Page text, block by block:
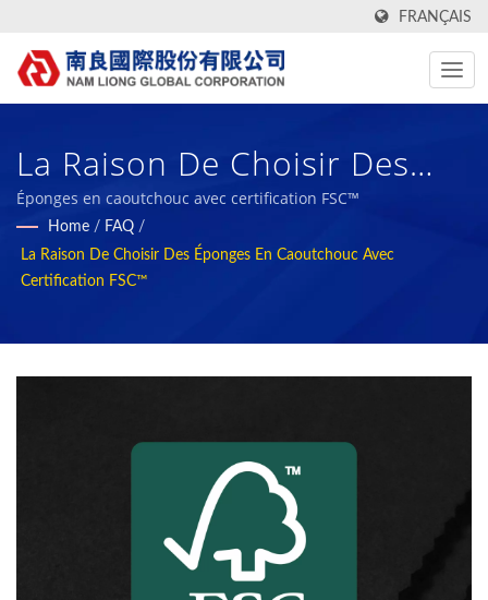
FRANÇAIS
La Raison De Choisir Des
Éponges En Caoutchouc
Avec Certification FSC™ /
Fabricant De Tissus En
Textile Fabriqué À Taïwan
Avec Des Rapports ESG |
Éponges en caoutchouc avec certification FSC™
Home / FAQ /
La Raison De Choisir Des Éponges En Caoutchouc Avec
Certification FSC™